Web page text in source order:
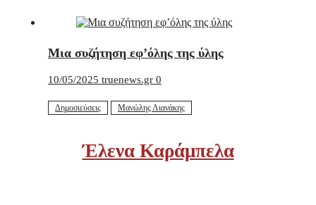
Μια συζήτηση εφ’όλης της ύλης
10/05/2025 truenews.gr 0
Δημοσιεύσεις Μανώλης Λιανάκης
Έλενα Καράμπελα